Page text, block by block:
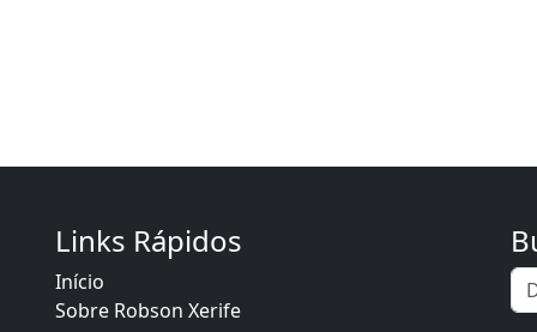
Links Rápidos
Início
Sobre Robson Xerife